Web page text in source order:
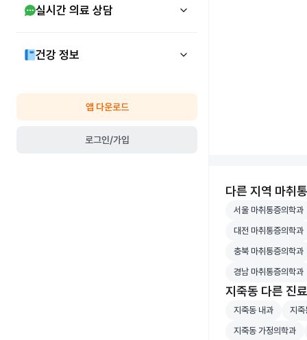
실시간 의료 상담
건강 정보
앱 다운로드
로그인/가입
다른 지역 마취
서울 마취통증의
서울 마취통증의학과
대전 마취통증의
대전 마취통증의학과
충북 마취통증의
충북 마취통증의학과
경남 마취통증의
경남 마취통증의학과
지죽동 다른 진
지죽동 내과 병원
지죽동 내과 지
지죽
지죽동 가정의학
지죽동 가정의학과